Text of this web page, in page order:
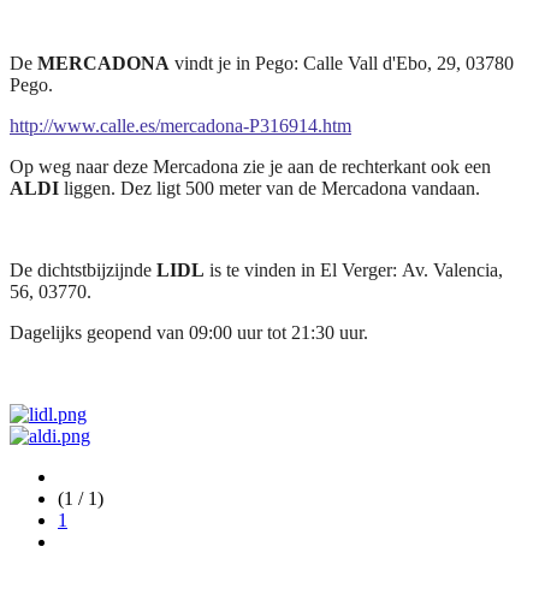
De MERCADONA vindt je in Pego: Calle Vall d'Ebo, 29, 03780
Pego.
http://www.calle.es/mercadona-P316914.htm
Op weg naar deze Mercadona zie je aan de rechterkant ook een
ALDI liggen. Dez ligt 500 meter van de Mercadona vandaan.
De dichtstbijzijnde LIDL is te vinden in El Verger: Av. Valencia,
56, 03770.
Dagelijks geopend van 09:00 uur tot 21:30 uur.
(1 / 1)
1